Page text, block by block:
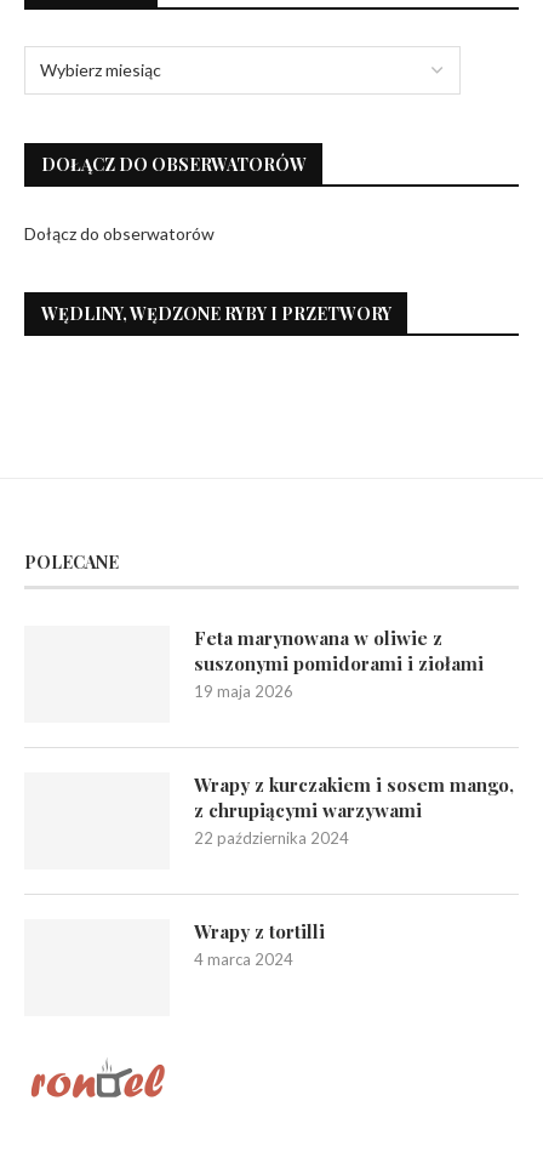
DOŁĄCZ DO OBSERWATORÓW
Dołącz do obserwatorów
WĘDLINY, WĘDZONE RYBY I PRZETWORY
POLECANE
Feta marynowana w oliwie z
suszonymi pomidorami i ziołami
19 maja 2026
Wrapy z kurczakiem i sosem mango,
z chrupiącymi warzywami
22 października 2024
Wrapy z tortilli
4 marca 2024